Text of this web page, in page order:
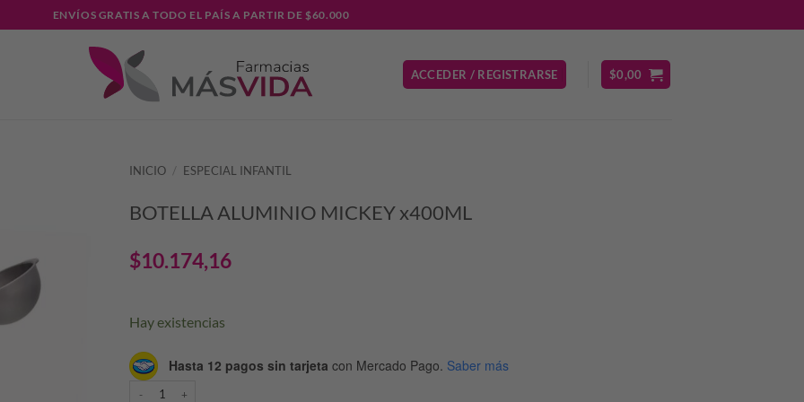
ENVÍOS GRATIS A TODO EL PAÍS A PARTIR DE $60.000
ACCEDER / REGISTRARSE $0,00
INICIO / ESPECIAL INFANTIL
BOTELLA ALUMINIO MICKEY x400ML
$10.174,16
Hay existencias
Hasta 12 pagos sin tarjeta con Mercado Pago. Saber más
BOTELLA ALUMINIO MICKEY x400ML cantidad